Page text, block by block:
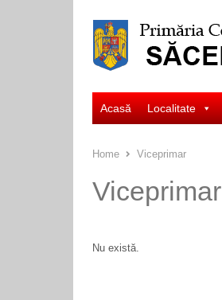
Acasă Localitate
Home Viceprimar
Viceprimar
Nu există.